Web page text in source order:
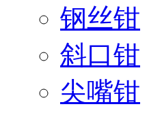
钢丝钳
斜口钳
尖嘴钳